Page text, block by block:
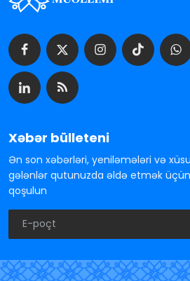
Xəbər bülleteni
Ən son xəbərləri, yeniləmələri və
gələnlər qutunuzda əldə etmək üçün
qoşulun